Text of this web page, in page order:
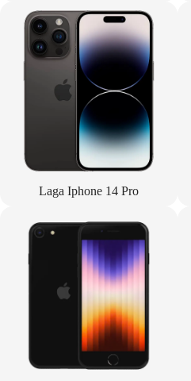
Laga Iphone 14 Pro